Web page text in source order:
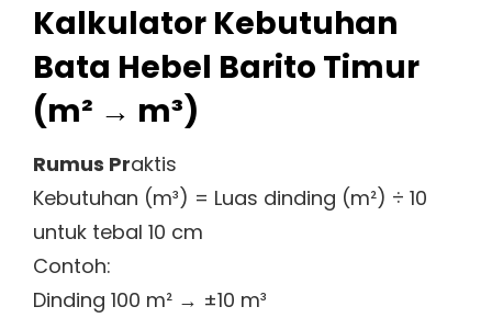
Kalkulator Kebutuhan
Bata Hebel Barito Timur
(m² → m³)
Rumus Praktis
Kebutuhan (m³) = Luas dinding (m²) ÷ 10
untuk tebal 10 cm
Contoh:
Dinding 100 m² → ±10 m³